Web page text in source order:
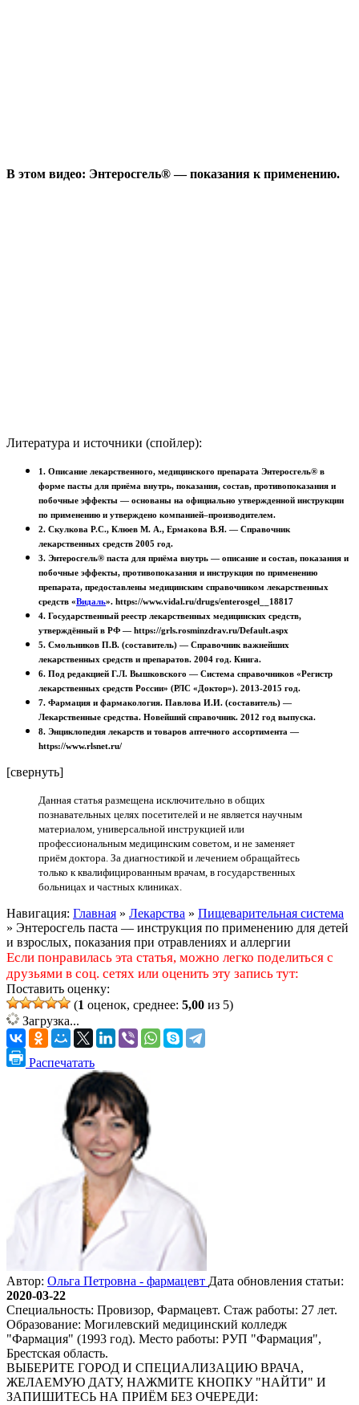
В этом видео: Энтеросгель® — показания к применению.
Литература и источники (спойлер):
1. Описание лекарственного, медицинского препарата Энтеросгель® в
форме пасты для приёма внутрь, показания, состав, противопоказания и
побочные эффекты — основаны на официально утвержденной инструкции
по применению и утверждено компанией–производителем.
2. Скулкова Р.С., Клюев М. А., Ермакова В.Я. — Справочник
лекарственных средств 2005 год.
3. Энтеросгель® паста для приёма внутрь — описание и состав, показания и
побочные эффекты, противопоказания и инструкция по применению
препарата, предоставлены медицинским справочником лекарственных
средств «Видаль». https://www.vidal.ru/drugs/enterosgel__18817
4. Государственный реестр лекарственных медицинских средств,
утверждённый в РФ — https://grls.rosminzdrav.ru/Default.aspx
5. Смольников П.В. (составитель) — Справочник важнейших
лекарственных средств и препаратов. 2004 год. Книга.
6. Под редакцией Г.Л. Вышковского — Система справочников «Регистр
лекарственных средств России» (РЛС «Доктор»). 2013-2015 год.
7. Фармация и фармакология. Павлова И.И. (составитель) —
Лекарственные средства. Новейший справочник. 2012 год выпуска.
8. Энциклопедия лекарств и товаров аптечного ассортимента —
https://www.rlsnet.ru/
[свернуть]
Данная статья размещена исключительно в общих
познавательных целях посетителей и не является научным
материалом, универсальной инструкцией или
профессиональным медицинским советом, и не заменяет
приём доктора. За диагностикой и лечением обращайтесь
только к квалифицированным врачам, в государственных
больницах и частных клиниках.
Навигация: Главная » Лекарства » Пищеварительная система
» Энтеросгель паста — инструкция по применению для детей
и взрослых, показания при отравлениях и аллергии
Если понравилась эта статья, можно легко поделиться с
друзьями в соц. сетях или оценить эту запись тут:
Поставить оценку:
(1 оценок, среднее: 5,00 из 5)
Загрузка...
Распечатать
Автор: Ольга Петровна - фармацевт Дата обновления статьи:
2020-03-22
Специальность: Провизор, Фармацевт. Стаж работы: 27 лет.
Образование: Могилевский медицинский колледж
"Фармация" (1993 год). Место работы: РУП "Фармация",
Брестская область.
ВЫБЕРИТЕ ГОРОД И СПЕЦИАЛИЗАЦИЮ ВРАЧА,
ЖЕЛАЕМУЮ ДАТУ, НАЖМИТЕ КНОПКУ "НАЙТИ" И
ЗАПИШИТЕСЬ НА ПРИЁМ БЕЗ ОЧЕРЕДИ: